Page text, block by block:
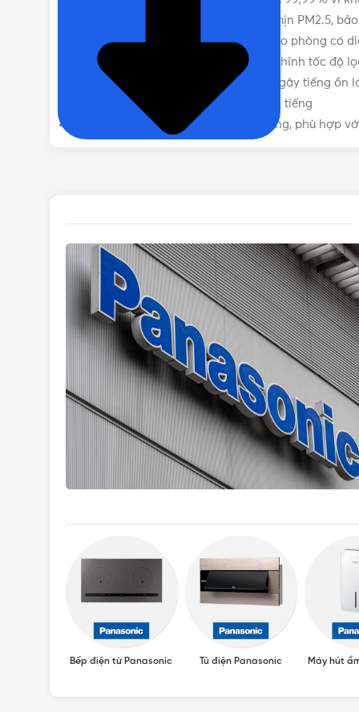
THƯƠNG HIỆU
LOẠI MÁY LỌC KHÔNG KHÍ
Máy lọc không
Lọc bụi mịn PM2.5: Loại bỏ 99% bụi mịn PM2.5,
Diện tích hoạt động rộng: Phù hợp cho phòng có
Cảm biến thông minh: Tự động điều chỉnh tốc độ
Chế độ ngủ: Hoạt động êm ái, không gây tiếng
Hẹn giờ: Hẹn giờ hoạt động lên đến 8 tiếng
Thiết kế hiện đại: Kiểu dáng sang trọng, phù hợp
Bếp điện từ Panasonic Tủ điện Panasonic Máy hút